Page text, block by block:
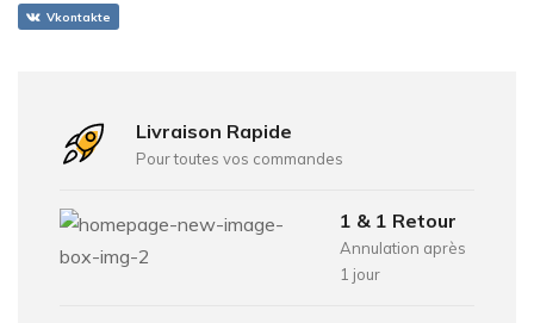
Vkontakte
Livraison Rapide
Pour toutes vos commandes
1 & 1 Retour
Annulation après
1 jour